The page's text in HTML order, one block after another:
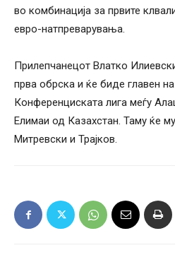
во комбинација за првите
евро-натпреварувања.
Прилепчанецот Влатко
прва обрска и ќе биде главен
Конференциската лига меѓу
Елимаи од Казахстан. Таму ќе
Митревски и Трајков.